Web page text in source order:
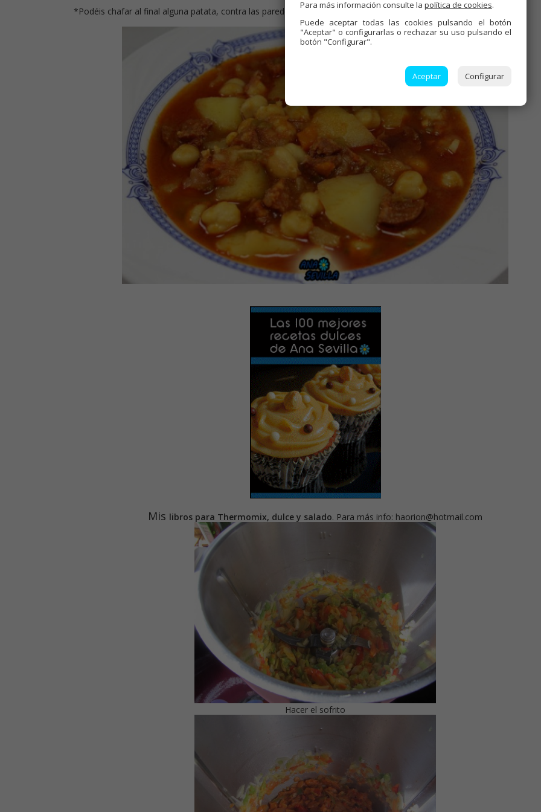
*Podéis chafar al final alguna patata, contra las paredes del vaso, así queda el caldo un poco más trabado.
Mis libros para Thermomix, dulce y salado. Para más info: haorion@hotmail.com
Hacer el sofrito
Para más información consulte la política de cookies.
Puede aceptar todas las cookies pulsando el botón
"Aceptar" o configurarlas o rechazar su uso pulsando el
botón "Configurar".
Aceptar Configurar